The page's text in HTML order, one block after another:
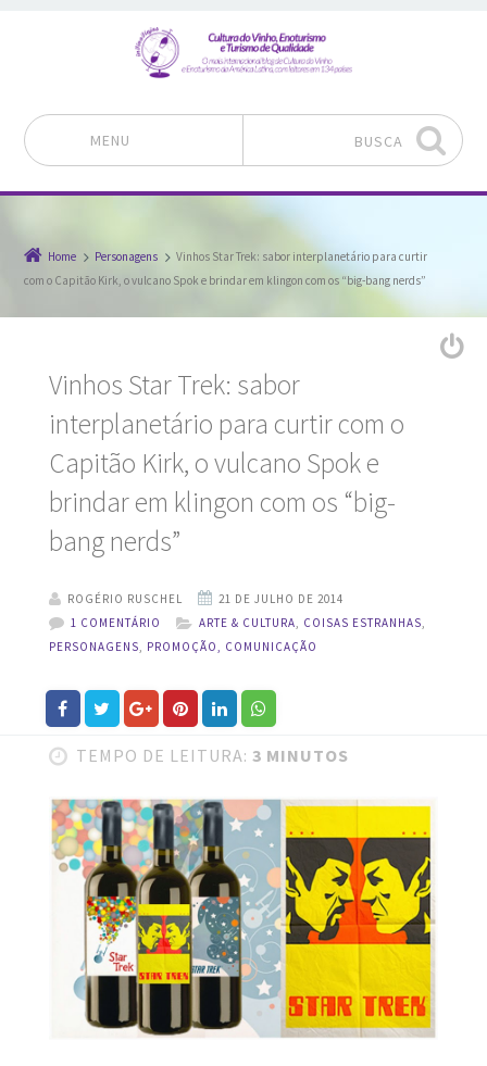
MENU BUSCA
Home Personagens
Vinhos Star Trek: sabor interplanetário para curtir
com o Capitão Kirk, o vulcano Spok e brindar em klingon com os “big-bang nerds”
Vinhos Star Trek: sabor
interplanetário para curtir com o
Capitão Kirk, o vulcano Spok e
brindar em klingon com os “big-
bang nerds”
ROGÉRIO RUSCHEL
1 COMENTÁRIO
ARTE & CULTURA COISAS ESTRANHAS
PERSONAGENS
PROMOÇÃO, COMUNICAÇÃO
TEMPO DE LEITURA: 3 MINUTOS